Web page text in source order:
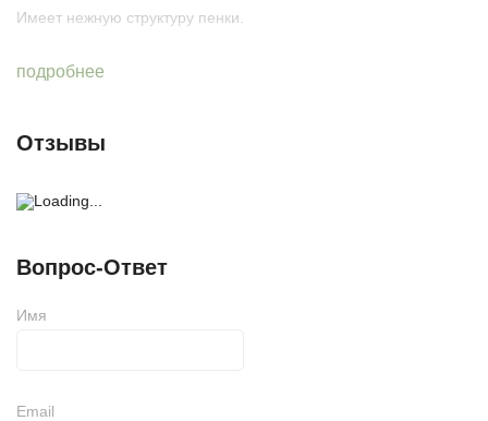
Имеет нежную структуру пенки.
подробнее
Отзывы
Вопрос-Ответ
Имя
Email